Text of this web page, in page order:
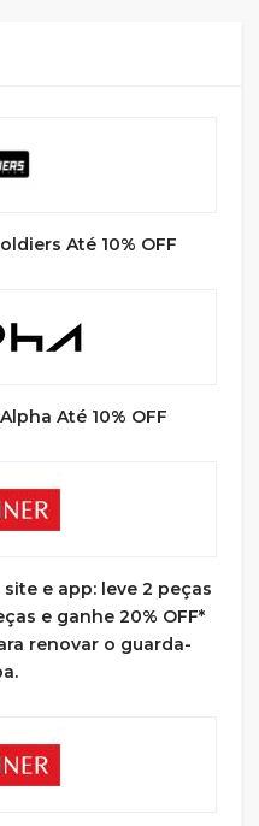
Até 10% OFF
Até 10% OFF
e app: leve 2 peças
e ganhe 20% OFF*
renovar o guarda-